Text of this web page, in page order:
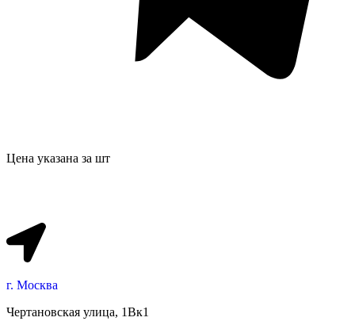
Цена указана за шт
г. Москва
Чертановская улица, 1Вк1